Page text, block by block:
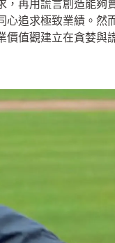
再用謊言創造能夠
追求極致業績。然
值觀建立在貪婪與